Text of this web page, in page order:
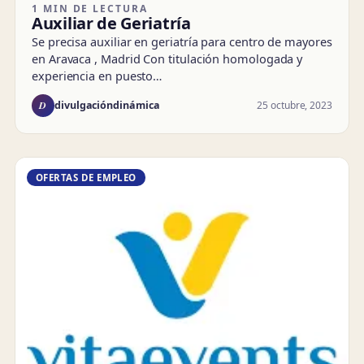
1 MIN DE LECTURA
Auxiliar de Geriatría
Se precisa auxiliar en geriatría para centro de mayores
en Aravaca , Madrid Con titulación homologada y
experiencia en puesto…
D divulgacióndinámica 25 octubre, 2023
OFERTAS DE EMPLEO